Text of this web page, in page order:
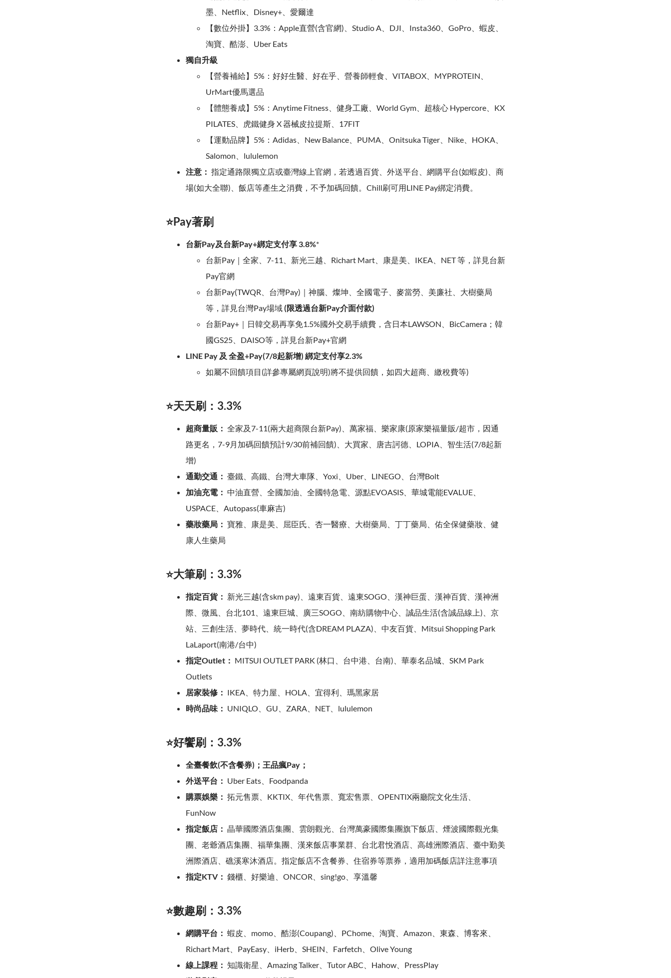
墨、Netflix、Disney+、愛爾達
【數位外掛】3.3%：Apple直營(含官網)、Studio A、DJI、Insta360、GoPro、蝦皮、
淘寶、酷澎、Uber Eats
獨自升級
【營養補給】5%：好好生醫、好在乎、營養師輕食、VITABOX、MYPROTEIN、
UrMart優馬選品
【體態養成】5%：Anytime Fitness、健身工廠、World Gym、超核心 Hypercore、KX
PILATES、虎鐵健身 X 器械皮拉提斯、17FIT
【運動品牌】5%：Adidas、New Balance、PUMA、Onitsuka Tiger、Nike、HOKA、
Salomon、lululemon
注意： 指定通路限獨立店或臺灣線上官網，若透過百貨、外送平台、網購平台(如蝦皮)、商
場(如大全聯)、飯店等產生之消費，不予加碼回饋。Chill刷可用LINE Pay綁定消費。
⭐Pay著刷
台新Pay及台新Pay+綁定支付享 3.8%*
台新Pay｜全家、7-11、新光三越、Richart Mart、康是美、IKEA、NET 等，詳見台新
Pay官網
台新Pay(TWQR、台灣Pay)｜神腦、燦坤、全國電子、麥當勞、美廉社、大樹藥局
等，詳見台灣Pay場域(限透過台新Pay介面付款)
台新Pay+｜日韓交易再享免1.5%國外交易手續費，含日本LAWSON、BicCamera；韓
國GS25、DAISO等，詳見台新Pay+官網
LINE Pay 及 全盈+Pay(7/8起新增) 綁定支付享2.3%
如屬不回饋項目(詳參專屬網頁說明)將不提供回饋，如四大超商、繳稅費等)
⭐天天刷：3.3%
超商量販： 全家及7-11(兩大超商限台新Pay)、萬家福、樂家康(原家樂福量販/超市，因通
路更名，7-9月加碼回饋預計9/30前補回饋)、大買家、唐吉訶德、LOPIA、智生活(7/8起新
增)
通勤交通： 臺鐵、高鐵、台灣大車隊、Yoxi、Uber、LINEGO、台灣Bolt
加油充電： 中油直營、全國加油、全國特急電、源點EVOASIS、華城電能EVALUE、
USPACE、Autopass(車麻吉)
藥妝藥局： 寶雅、康是美、屈臣氏、杏一醫療、大樹藥局、丁丁藥局、佑全保健藥妝、健
康人生藥局
⭐大筆刷：3.3%
指定百貨： 新光三越(含skm pay)、遠東百貨、遠東SOGO、漢神巨蛋、漢神百貨、漢神洲
際、微風、台北101、遠東巨城、廣三SOGO、南紡購物中心、誠品生活(含誠品線上)、京
站、三創生活、夢時代、統一時代(含DREAM PLAZA)、中友百貨、Mitsui Shopping Park
LaLaport(南港/台中)
指定Outlet： MITSUI OUTLET PARK (林口、台中港、台南)、華泰名品城、SKM Park
Outlets
居家裝修： IKEA、特力屋、HOLA、宜得利、瑪黑家居
時尚品味： UNIQLO、GU、ZARA、NET、lululemon
⭐好饗刷：3.3%
全臺餐飲(不含餐券)；王品瘋Pay；
外送平台： Uber Eats、Foodpanda
購票娛樂： 拓元售票、KKTIX、年代售票、寬宏售票、OPENTIX兩廳院文化生活、
FunNow
指定飯店： 晶華國際酒店集團、雲朗觀光、台灣萬豪國際集團旗下飯店、煙波國際觀光集
團、老爺酒店集團、福華集團、漢來飯店事業群、台北君悅酒店、高雄洲際酒店、臺中勤美
洲際酒店、礁溪寒沐酒店。指定飯店不含餐券、住宿券等票券，適用加碼飯店詳注意事項
指定KTV： 錢櫃、好樂迪、ONCOR、sing!go、享溫馨
⭐數趣刷：3.3%
網購平台： 蝦皮、momo、酷澎(Coupang)、PChome、淘寶、Amazon、東森、博客來、
Richart Mart、PayEasy、iHerb、SHEIN、Farfetch、Olive Young
線上課程： 知識衛星、Amazing Talker、Tutor ABC、Hahow、PressPlay